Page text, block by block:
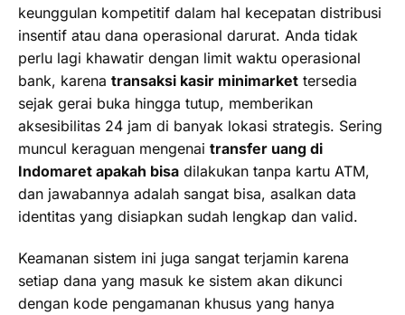
keunggulan kompetitif dalam hal kecepatan distribusi
insentif atau dana operasional darurat. Anda tidak
perlu lagi khawatir dengan limit waktu operasional
bank, karena transaksi kasir minimarket tersedia
sejak gerai buka hingga tutup, memberikan
aksesibilitas 24 jam di banyak lokasi strategis. Sering
muncul keraguan mengenai transfer uang di
Indomaret apakah bisa dilakukan tanpa kartu ATM,
dan jawabannya adalah sangat bisa, asalkan data
identitas yang disiapkan sudah lengkap dan valid.
Keamanan sistem ini juga sangat terjamin karena
setiap dana yang masuk ke sistem akan dikunci
dengan kode pengamanan khusus yang hanya